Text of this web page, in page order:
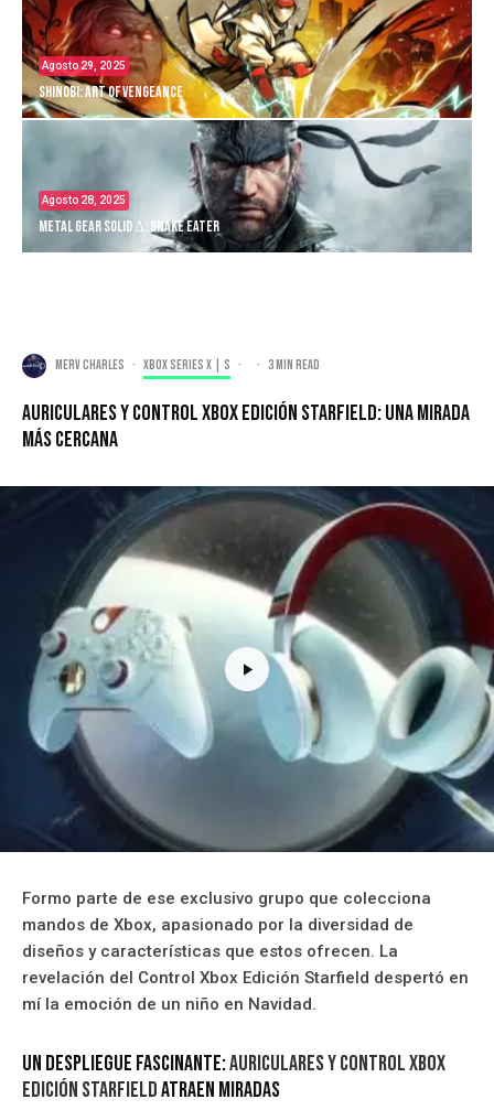
Agosto 29, 2025
Shinobi: Art of Vengeance
Agosto 28, 2025
Metal Gear Solid Δ: Snake Eater
Merv Charles · Xbox Series X | S · · 3 min read
Auriculares y Control Xbox Edición Starfield: una mirada
más cercana
Formo parte de ese exclusivo grupo que colecciona
mandos de Xbox, apasionado por la diversidad de
diseños y características que estos ofrecen. La
revelación del Control Xbox Edición Starfield despertó en
mí la emoción de un niño en Navidad.
Un Despliegue Fascinante:Auriculares y Control Xbox
Edición StarfieldAtraen Miradas